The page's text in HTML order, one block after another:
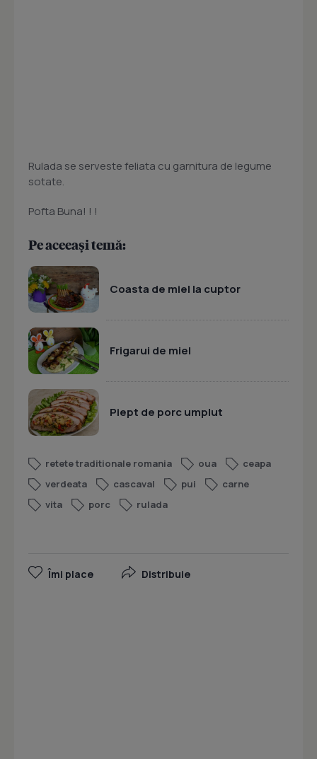
Rulada se serveste feliata cu garnitura de legume
sotate.
Pofta Buna! ! !
Pe aceeași temă:
Coasta de miel la cuptor
Frigarui de miel
Piept de porc umplut
retete traditionale romania oua
ceapa
verdeata
cascaval pui
carne
vita
porc rulada
Îmi place Distribuie